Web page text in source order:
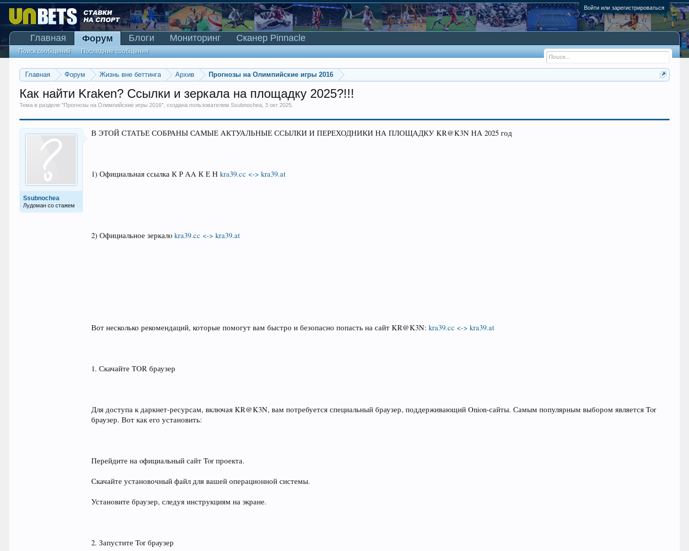
Войти или зарегистрироваться
Главная Форум Жизнь вне беттинга Архив Прогнозы на Олимпийские игры 2016
Как найти Kraken? Ссылки и зеркала на площадку 2025?!!!
Тема в разделе "Прогнозы на Олимпийские игры 2016", создана пользователемSsubnochea ,3 окт 2025
Ssubnochea
Лудоман со стажем
В ЭТОЙ СТАТЬЕ СОБРАНЫ САМЫЕ АКТУАЛЬНЫЕ ССЫЛКИ И ПЕРЕХОДНИКИ НА ПЛОЩАДКУ KR@K3N НА 2025 год
1) Официальная ссылка К Р AA К Е Нkra39.cc <-> kra39.at
2) Официальное зеркалokra39.cc <-> kra39.at
Вот несколько рекомендаций, которые помогут вам быстро и безопасно попасть на сайт KR@K3N:kra39.cc <-> kra39.at
1. Скачайте TOR браузер
Для доступа к даркнет-ресурсам, включая KR@K3N, вам потребуется специальный браузер, поддерживающий Onion-сайты. Самым популярным выбором является Tor
браузер. Вот как его установить:
Перейдите на oфициальный сайт Tor проекта.
Скачайте установочный файл для вашей операционной системы.
Установите браузер, следуя инструкциям на экране.
2. Запустите Tor браузер
Главная Форум
Поиск сообщений Последние сообщения
Блоги Мониторинг Сканер Pinnacle